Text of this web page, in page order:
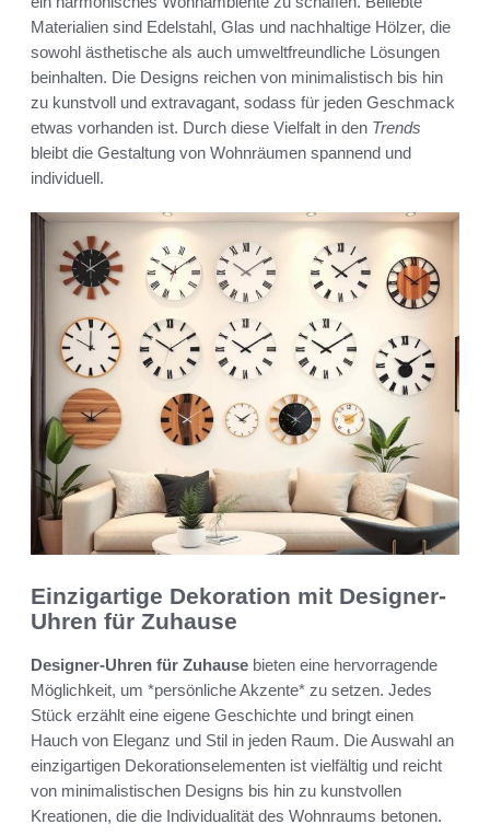
Materialien sind Edelstahl, Glas und nachhaltige Hölzer, die
sowohl ästhetische als auch umweltfreundliche Lösungen
beinhalten. Die Designs reichen von minimalistisch bis hin
zu kunstvoll und extravagant, sodass für jeden Geschmack
etwas vorhanden ist. Durch diese Vielfalt in den Trends
bleibt die Gestaltung von Wohnräumen spannend und
individuell.
Einzigartige Dekoration mit Designer-
Uhren für Zuhause
Designer-Uhren für Zuhause bieten eine hervorragende
Möglichkeit, um *persönliche Akzente* zu setzen. Jedes
Stück erzählt eine eigene Geschichte und bringt einen
Hauch von Eleganz und Stil in jeden Raum. Die Auswahl an
einzigartigen Dekorationselementen ist vielfältig und reicht
von minimalistischen Designs bis hin zu kunstvollen
Kreationen, die die Individualität des Wohnraums betonen.